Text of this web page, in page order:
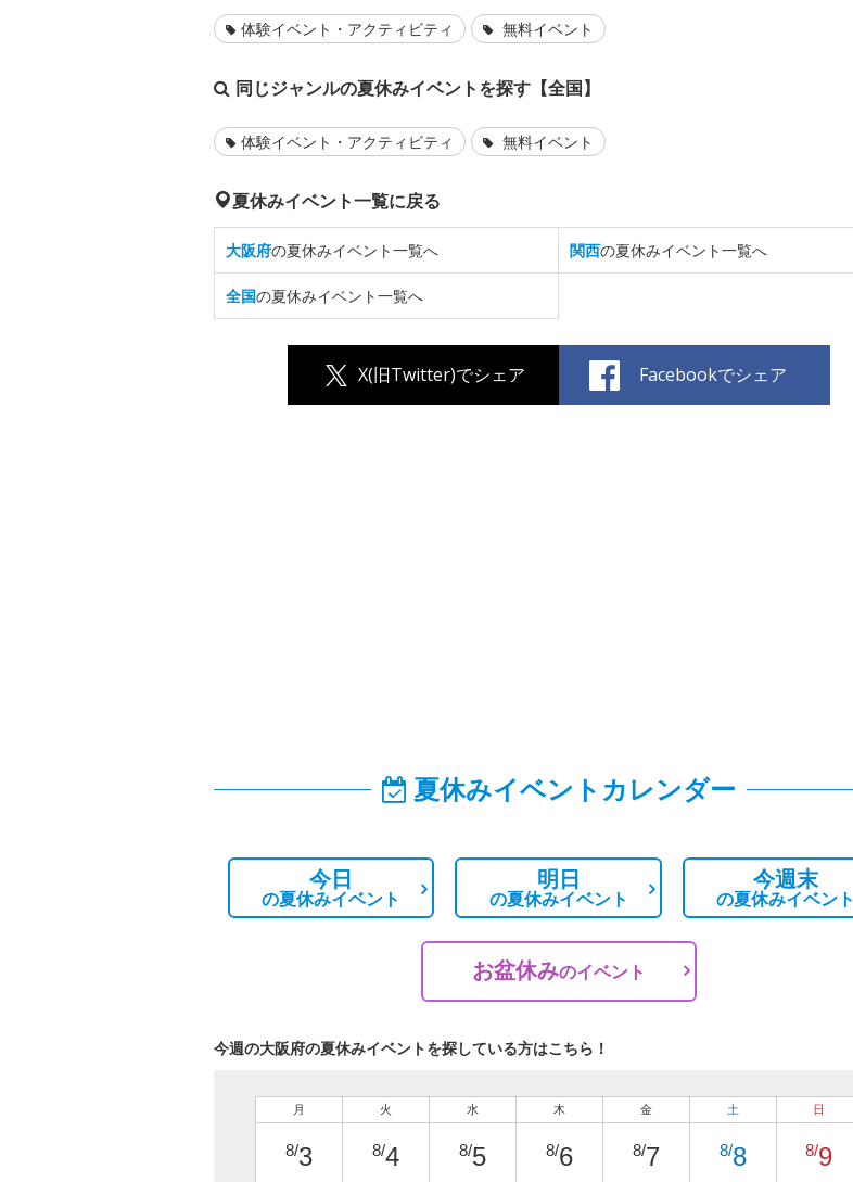
体験イベント・アクティビティ 無料イベント
同じジャンルの夏休みイベントを探す【全国】
体験イベント・アクティビティ 無料イベント
夏休みイベント一覧に戻る
大阪府の夏休みイベント一覧へ 関西の夏休みイベント一覧へ
全国の夏休みイベント一覧へ
X(旧Twitter)でシェア Facebookでシェア
夏休みイベントカレンダー
今日
の夏休みイベント
明日
の夏休みイベント
今週末
の夏休みイベント
お盆休みのイベント
今週の大阪府の夏休みイベントを探している方はこちら！
月
8/3
火
8/4
水
8/5
木
8/6
金
8/7
土
8/8
日
8/9